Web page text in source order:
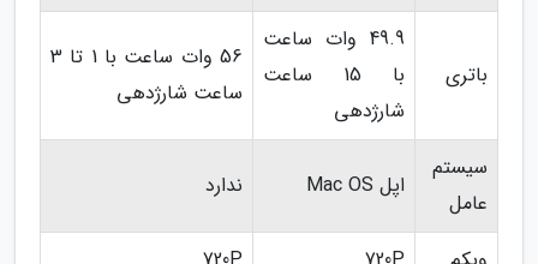
باتری
49.9 وات ساعت
با 15 ساعت
شارژدهی
56 وات ساعت با 1 تا 3
ساعت شارژدهی
سیستم
عامل
اپل Mac OS ندارد